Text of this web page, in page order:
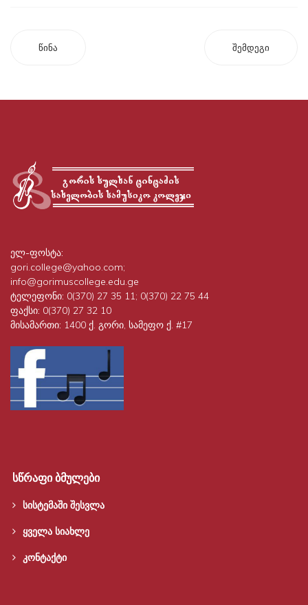
წინა შემდეგი
ელ-ფოსტა:
gori.college@yahoo.com;
info@gorimuscollege.edu.ge
ტელეფონი: 0(370) 27 35 11; 0(370) 22 75 44
ფაქსი: 0(370) 27 32 10
მისამართი: 1400 ქ. გორი, სამეფო ქ. #17
სწრაფი ბმულები
სისტემაში შესვლა
ყველა სიახლე
კონტაქტი